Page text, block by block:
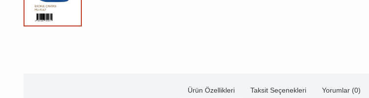
Ürün Özellikleri Taksit Seçenekleri Yorumlar (0)